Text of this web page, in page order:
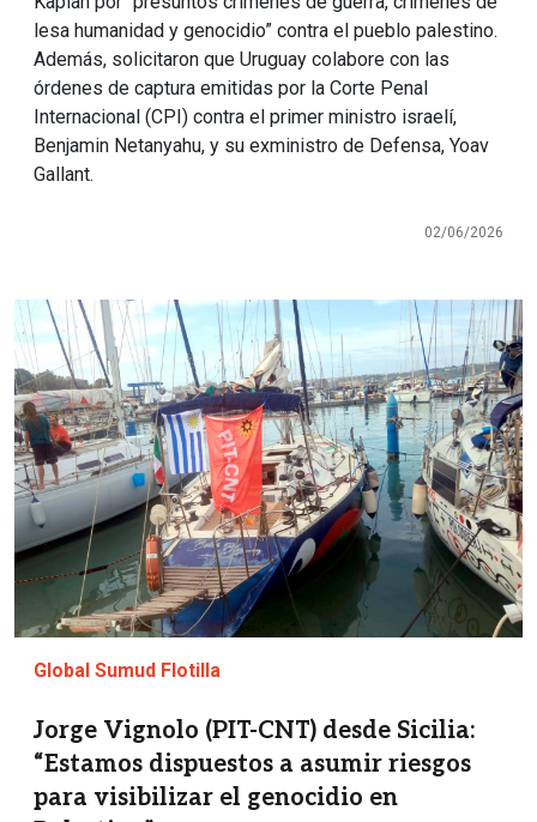
lesa humanidad y genocidio” contra el pueblo palestino.
Además, solicitaron que Uruguay colabore con las
órdenes de captura emitidas por la Corte Penal
Internacional (CPI) contra el primer ministro israelí,
Benjamin Netanyahu, y su exministro de Defensa, Yoav
Gallant.
02/06/2026
Imagen
Global Sumud Flotilla
Jorge Vignolo (PIT-CNT) desde Sicilia:
“Estamos dispuestos a asumir riesgos
para visibilizar el genocidio en